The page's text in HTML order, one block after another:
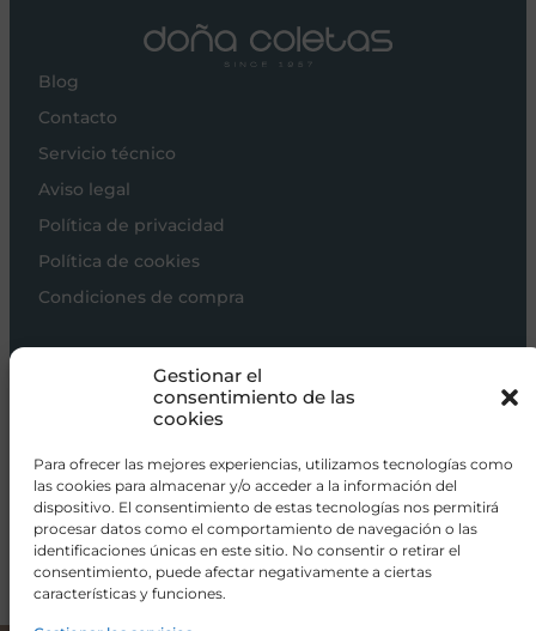
Gestionar el
consentimiento de las
cookies
Para ofrecer las mejores experiencias, utilizamos tecnologías como
las cookies para almacenar y/o acceder a la información del
dispositivo. El consentimiento de estas tecnologías nos permitirá
procesar datos como el comportamiento de navegación o las
identificaciones únicas en este sitio. No consentir o retirar el
consentimiento, puede afectar negativamente a ciertas
características y funciones.
Blog
Contacto
Servicio técnico
Aviso legal
Política de privacidad
Política de cookies
Condiciones de compra
Carros de bebé
Sillas de paseo
Alimentación
Hogar
Viajar
info@donacoletas.com